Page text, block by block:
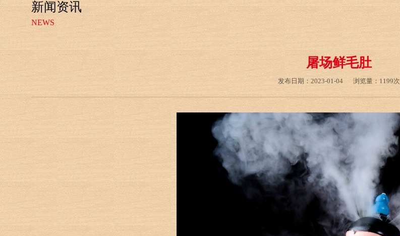
新闻资讯
NEWS
屠场鲜毛肚
发布日期：2023-01-04 浏览量：1199次